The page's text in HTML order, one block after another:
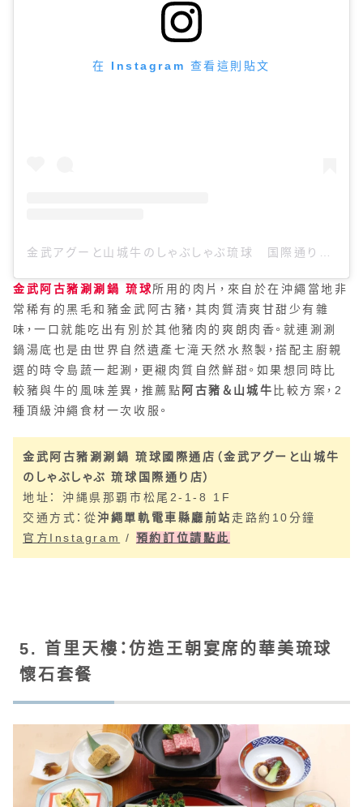
在 Instagram 查看這則貼文
金武アグーと山城牛のしゃぶしゃぶ琉球 国際通り店（@ryukyu.kokusai）分享的貼文
金武阿古豬涮涮鍋 琉球所用的肉片，來自於在沖繩當地非
常稀有的黑毛和豬金武阿古豬，其肉質清爽甘甜少有雜
味，一口就能吃出有別於其他豬肉的爽朗肉香。就連涮涮
鍋湯底也是由世界自然遺產七滝天然水熬製，搭配主廚親
選的時令島蔬一起涮，更襯肉質自然鮮甜。如果想同時比
較豬與牛的風味差異，推薦點 阿古豬＆山城牛 比較方案，2
種頂級沖繩食材一次收服。
金武阿古豬涮涮鍋 琉球國際通店（金武アグーと山城牛
のしゃぶしゃぶ 琉球国際通り店）
地址： 沖縄県那覇市松尾2-1-8 1F
交通方式：從沖繩單軌電車縣廳前站 走路約10分鐘
官方Instagram
/ 預約訂位請點此
5. 首里天樓：仿造王朝宴席的華美琉球
懷石套餐